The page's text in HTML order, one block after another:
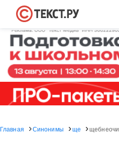
Главная Синонимы ще